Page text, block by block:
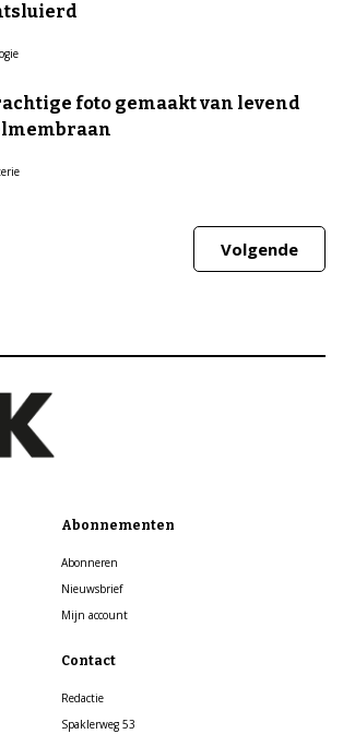
foto gemaakt van levend
Volgende
Abonnementen
Abonneren
Nieuwsbrief
Mijn account
Contact
Redactie
Spaklerweg 53